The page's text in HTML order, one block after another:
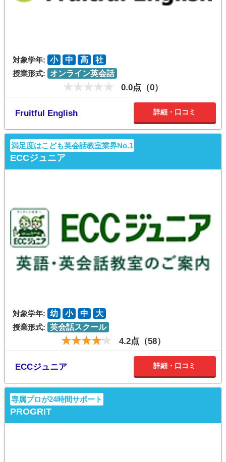
対象学年: 小 中 高
社
授業形式:
オンライン英会話
0.0点（0）
Fruitful English 詳細・口コミ
満足度はこども英会話教室業界No.1
ECCジュニア
対象学年: 幼 小 中
大
授業形式: 英会話スクール
4.2点（58）
ECCジュニア 詳細・口コミ
専属プロが24時間サポート
PROGRIT